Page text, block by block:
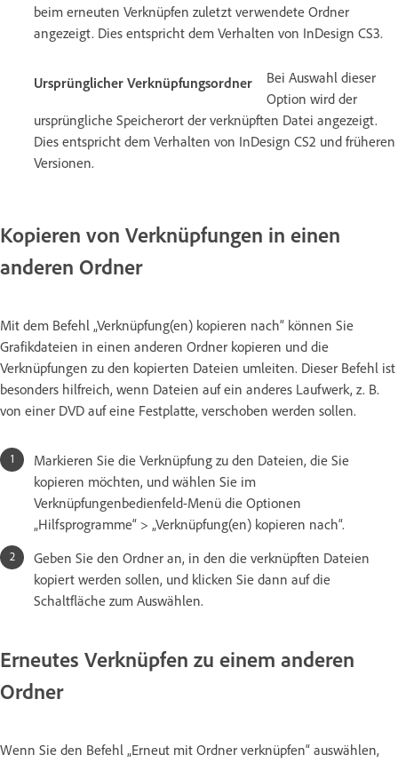
beim erneuten Verknüpfen zuletzt verwendete Ordner
angezeigt. Dies entspricht dem Verhalten von InDesign CS3.
Ursprünglicher Verknüpfungsordner
Bei Auswahl dieser
Option wird der
ursprüngliche Speicherort der verknüpften Datei angezeigt.
Dies entspricht dem Verhalten von InDesign CS2 und früheren
Versionen.
Kopieren von Verknüpfungen in einen
anderen Ordner
Mit dem Befehl „Verknüpfung(en) kopieren nach“ können Sie
Grafikdateien in einen anderen Ordner kopieren und die
Verknüpfungen zu den kopierten Dateien umleiten. Dieser Befehl ist
besonders hilfreich, wenn Dateien auf ein anderes Laufwerk, z. B.
von einer DVD auf eine Festplatte, verschoben werden sollen.
Markieren Sie die Verknüpfung zu den Dateien, die Sie
kopieren möchten, und wählen Sie im
Verknüpfungenbedienfeld-Menü die Optionen
„Hilfsprogramme“ > „Verknüpfung(en) kopieren nach“.
Geben Sie den Ordner an, in den die verknüpften Dateien
kopiert werden sollen, und klicken Sie dann auf die
Schaltfläche zum Auswählen.
Erneutes Verknüpfen zu einem anderen
Ordner
Wenn Sie den Befehl „Erneut mit Ordner verknüpfen“ auswählen,